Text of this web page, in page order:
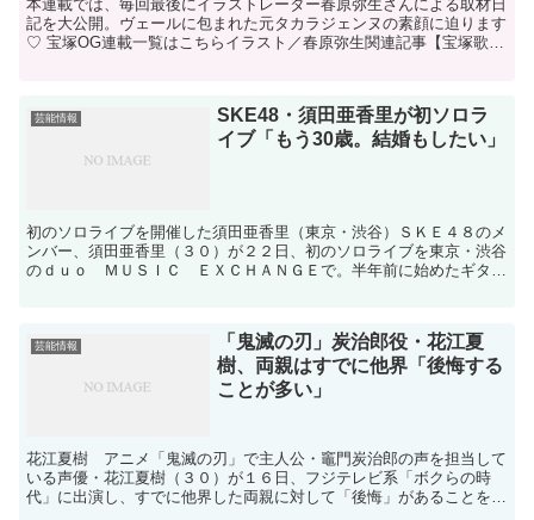
本連載では、毎回最後にイラストレーター春原弥生さんによる取材日
記を大公開。ヴェールに包まれた元タカラジェンヌの素顔に迫ります
♡ 宝塚OG連載一覧はこちらイラスト／春原弥生関連記事︎【宝塚歌劇
芸能情報
SKE48・須田亜香里が初ソロラ
イブ「もう30歳。結婚もしたい」
初のソロライブを開催した須田亜香里（東京・渋谷）ＳＫＥ４８のメ
ンバー、須田亜香里（３０）が２２日、初のソロライブを東京・渋谷
のｄｕｏ ＭＵＳＩＣ ＥＸＣＨＡＮＧＥで。半年前に始めたギター
芸能情報
「鬼滅の刃」炭治郎役・花江夏
樹、両親はすでに他界「後悔する
ことが多い」
花江夏樹 アニメ「鬼滅の刃」で主人公・竈門炭治郎の声を担当して
いる声優・花江夏樹（３０）が１６日、フジテレビ系「ボクらの時
代」に出演し、すでに他界した両親に対して「後悔」があることを語